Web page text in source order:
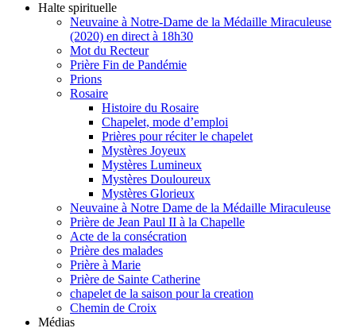
Halte spirituelle
Neuvaine à Notre-Dame de la Médaille Miraculeuse
(2020) en direct à 18h30
Mot du Recteur
Prière Fin de Pandémie
Prions
Rosaire
Histoire du Rosaire
Chapelet, mode d’emploi
Prières pour réciter le chapelet
Mystères Joyeux
Mystères Lumineux
Mystères Douloureux
Mystères Glorieux
Neuvaine à Notre Dame de la Médaille Miraculeuse
Prière de Jean Paul II à la Chapelle
Acte de la consécration
Prière des malades
Prière à Marie
Prière de Sainte Catherine
chapelet de la saison pour la creation
Chemin de Croix
Médias